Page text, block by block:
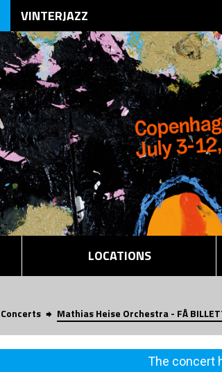
VINTERJAZZ
LOCATIONS
Concerts Mathias Heise Orchestra - FÅ
The concert